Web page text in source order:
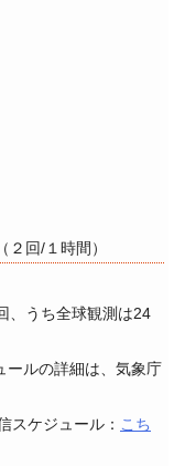
回/１時間）
、うち全球観測は24
ールの詳細は、気象庁
スケジュール： こち